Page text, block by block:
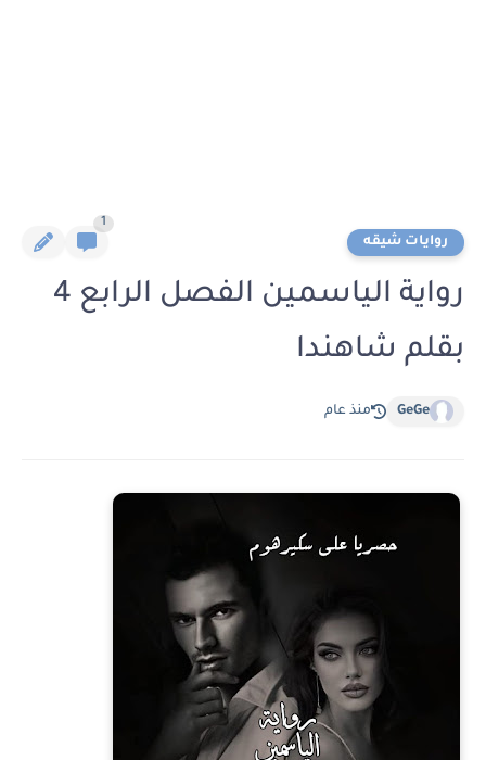
روايات شيقه
1
رواية الياسمين الفصل الرابع 4
بقلم شاهندا
GeGe منذ عام